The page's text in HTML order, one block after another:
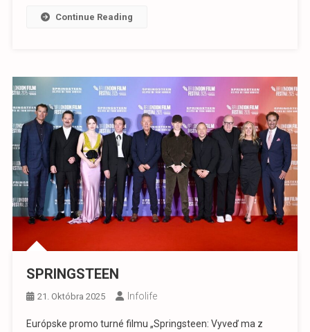
Continue Reading
SPRINGSTEEN
21. Októbra 2025 Infolife
Európske promo turné filmu „Springsteen: Vyveď ma z